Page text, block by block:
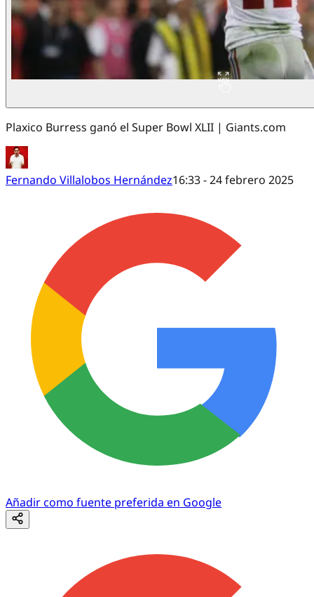
Plaxico Burress ganó el Super Bowl XLII | Giants.com
Fernando Villalobos Hernández16:33 - 24 febrero 2025
Añadir como fuente preferida en Google